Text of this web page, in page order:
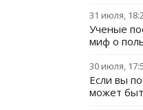
31 июля,
Ученые
миф о
30 июля,
Если вы
может